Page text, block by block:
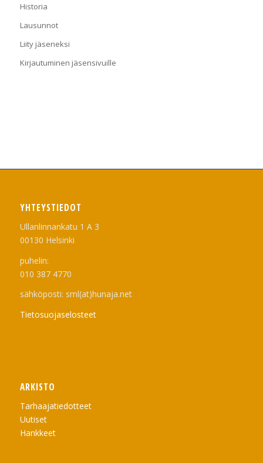
Historia
Lausunnot
Liity jäseneksi
Kirjautuminen jäsensivuille
YHTEYSTIEDOT
Ullanlinnankatu 1 A 3
00130 Helsinki
puhelin:
010 387 4770
sähköposti: sml(at)hunaja.net
Tietosuojaselosteet
ARKISTO
Tarhaajatiedotteet
Uutiset
Hankkeet